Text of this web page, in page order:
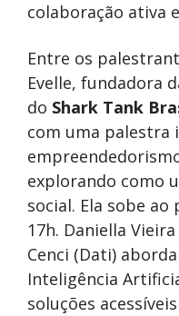
colaboração ativa
Entre os
Evelle, fundadora
do Shark Tank
com uma palestra
explorando como
social. Ela sobe ao
17h. Daniella
Cenci (Dati)
Inteligência
soluções